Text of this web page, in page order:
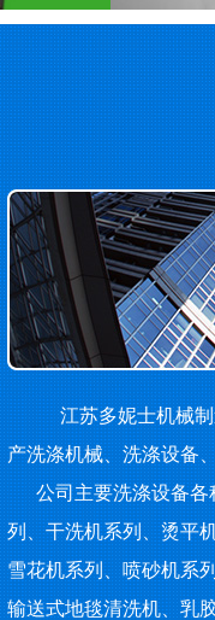
江苏多妮士机械制
产洗涤机械、洗涤设备
公司主要洗涤设备各
列、干洗机系列、烫平
雪花机系列、喷砂机系
输送式地毯清洗机、乳